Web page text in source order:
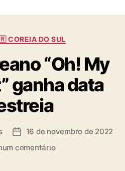
R
A
C
t
e
g
o
r
i
a
s
COREIA DO SUL
“Oh! My
ganha data
D 16 de novembro de 2022
comentárioe